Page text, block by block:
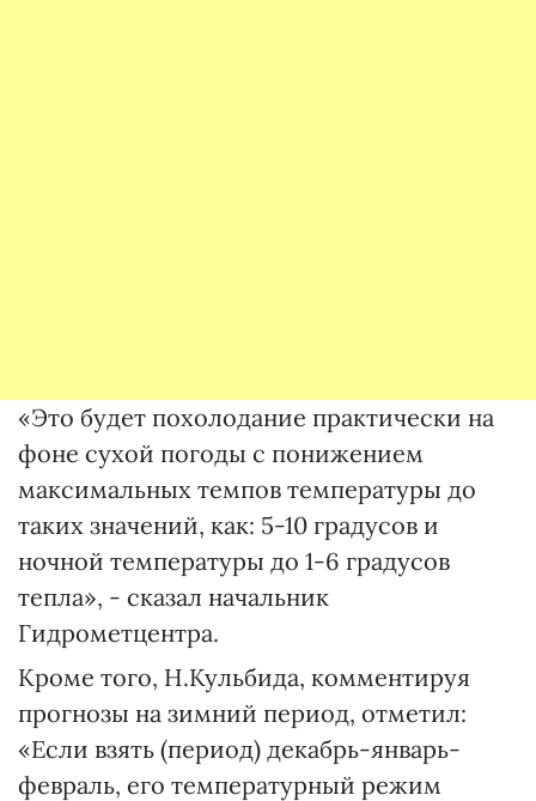
«Это будет похолодание практически на
фоне сухой погоды с понижением
максимальных темпов температуры до
таких значений, как: 5-10 градусов и
ночной температуры до 1-6 градусов
тепла», - сказал начальник
Гидрометцентра.
Кроме того, Н.Кульбида, комментируя
прогнозы на зимний период, отметил:
«Если взять (период) декабрь-январь-
февраль, его температурный режим